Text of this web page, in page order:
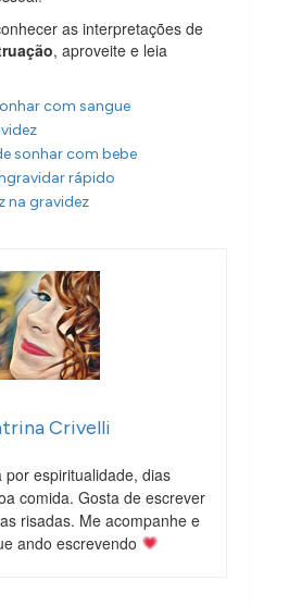
as interpretações de
, aproveite e leia
com sangue
sonhar com bebe
rápido
na gravidez
Crivelli
por espiritualidade, dias
comida. Gosta de escrever
risadas. Me acompanhe e
ando escrevendo